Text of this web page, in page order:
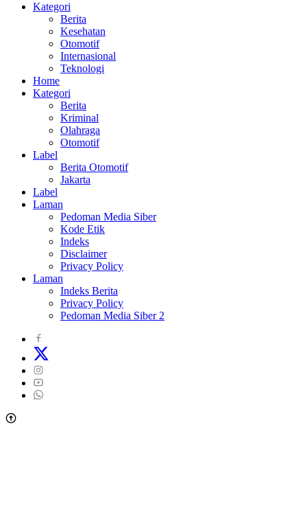
Kategori
Berita
Kesehatan
Otomotif
Internasional
Teknologi
Home
Kategori
Berita
Kriminal
Olahraga
Otomotif
Label
Berita Otomotif
Jakarta
Label
Laman
Pedoman Media Siber
Kode Etik
Indeks
Disclaimer
Privacy Policy
Laman
Indeks Berita
Privacy Policy
Pedoman Media Siber 2